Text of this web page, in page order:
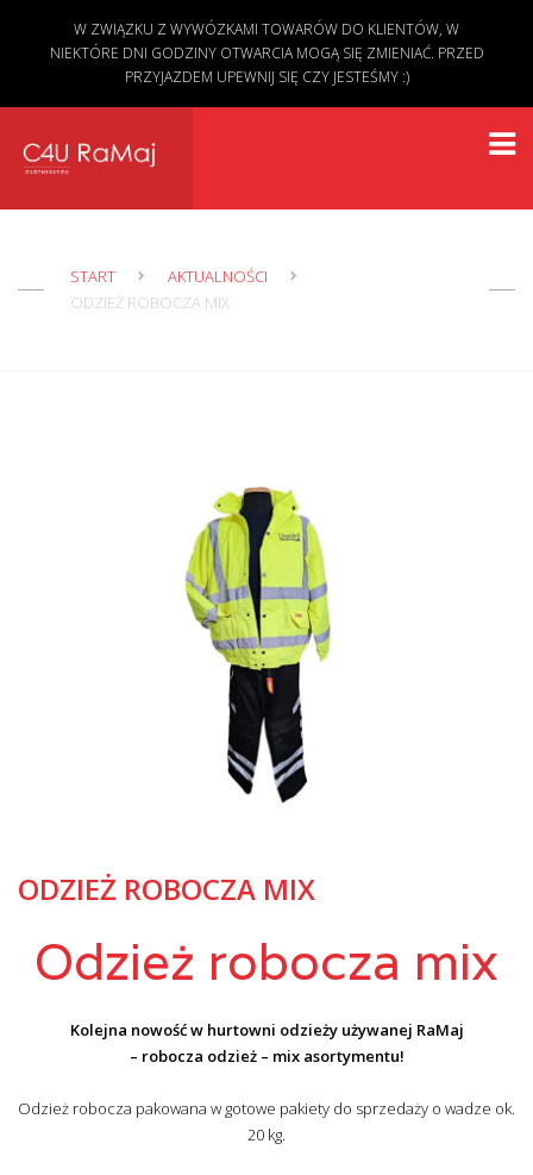
START
AKTUALNOŚCI
ODZIEŻ ROBOCZA MIX
ODZIEŻ ROBOCZA MIX
Odzież robocza mix
Kolejna nowość w hurtowni odzieży używanej RaMaj
– robocza odzież – mix asortymentu!
Odzież robocza pakowana w gotowe pakiety do sprzedaży o wadze ok.
20 kg.
W ZWIĄZKU Z WYWÓZKAMI TOWARÓW DO KLIENTÓW, W
NIEKTÓRE DNI GODZINY OTWARCIA MOGĄ SIĘ ZMIENIAĆ. PRZED
PRZYJAZDEM UPEWNIJ SIĘ CZY JESTEŚMY :)